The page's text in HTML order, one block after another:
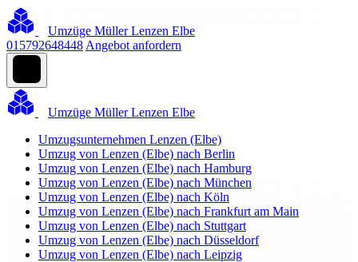
Umzüge Müller Lenzen Elbe
015792648448 Angebot anfordern
Umzüge Müller Lenzen Elbe
Umzugsunternehmen Lenzen (Elbe)
Umzug von Lenzen (Elbe) nach Berlin
Umzug von Lenzen (Elbe) nach Hamburg
Umzug von Lenzen (Elbe) nach München
Umzug von Lenzen (Elbe) nach Köln
Umzug von Lenzen (Elbe) nach Frankfurt am Main
Umzug von Lenzen (Elbe) nach Stuttgart
Umzug von Lenzen (Elbe) nach Düsseldorf
Umzug von Lenzen (Elbe) nach Leipzig